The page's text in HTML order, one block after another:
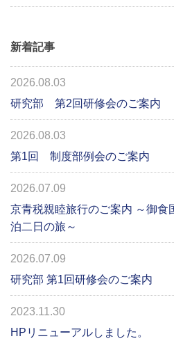
新着記事
2026.08.03
研究部 第2回研修会のご案内
2026.08.03
第1回 制度部例会のご案内
2026.07.09
京青税親睦旅行のご案内 ～御食
泊二日の旅～
2026.07.09
研究部 第1回研修会のご案内
2023.11.30
HPリニューアルしました。